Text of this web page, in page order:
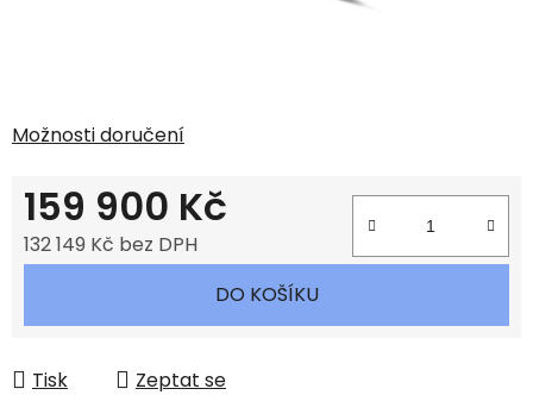
Možnosti doručení
159 900 Kč
132 149 Kč bez DPH
DO KOŠÍKU
Tisk Zeptat se